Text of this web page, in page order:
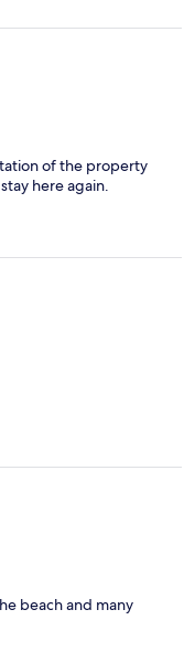
of the property
here again.
beach and many